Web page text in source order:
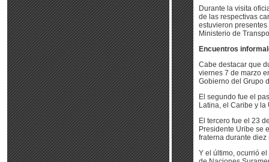
Durante la visita
de las respectivas
estuvieron
Ministerio de
Encuentros
Cabe destacar que
viernes 7 de marzo
Gobierno del Grupo
El segundo fue el
Latina, el Caribe y
El tercero fue el 23
Presidente Uribe se
fraterna durante
Y el último, ocurrió